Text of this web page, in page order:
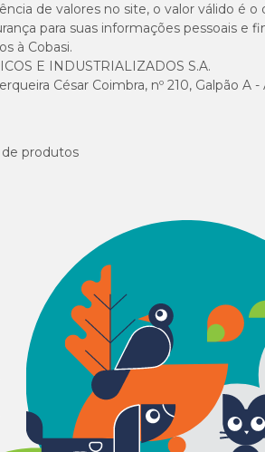
de valores no site, o valor válido é o
para suas informações pessoais e
à Cobasi.
E INDUSTRIALIZADOS S.A.
César Coimbra, nº 210, Galpão A
de produtos